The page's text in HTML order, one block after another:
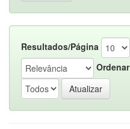
Resultados/Página
Ordenar